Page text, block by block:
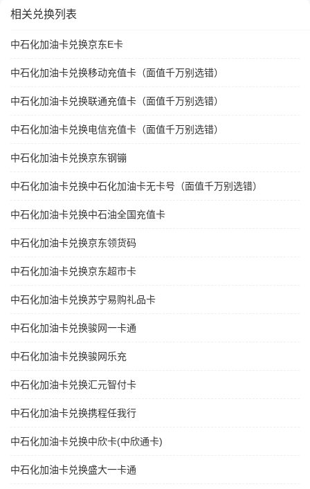
相关兑换列表
中石化加油卡兑换京东E卡
中石化加油卡兑换移动充值卡（面值千万别选错）
中石化加油卡兑换联通充值卡（面值千万别选错）
中石化加油卡兑换电信充值卡（面值千万别选错）
中石化加油卡兑换京东钢镚
中石化加油卡兑换中石化加油卡无卡号（面值千万别选错）
中石化加油卡兑换中石油全国充值卡
中石化加油卡兑换京东领货码
中石化加油卡兑换京东超市卡
中石化加油卡兑换苏宁易购礼品卡
中石化加油卡兑换骏网一卡通
中石化加油卡兑换骏网乐充
中石化加油卡兑换汇元智付卡
中石化加油卡兑换携程任我行
中石化加油卡兑换中欣卡(中欣通卡)
中石化加油卡兑换盛大一卡通